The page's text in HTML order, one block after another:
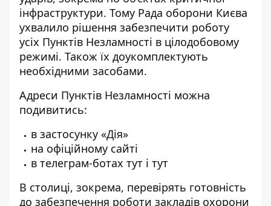
інфраструктури. Тому Рада оборони Києва
ухвалило рішення забезпечити роботу
усіх Пунктів Незламності в цілодобовому
режимі. Також їх доукомплектують
необхідними засобами.
Адреси Пунктів Незламності можна
подивитись:
в застосунку «Дія»
на офіційному сайті
в телеграм-ботах тут і тут
В столиці, зокрема, перевірять готовність
до забезпечення роботи закладів охорони